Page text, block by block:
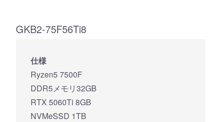
GKB2-75F56Ti8
仕様
Ryzen5 7500F
DDR5メモリ32GB
RTX 5060Ti 8GB
NVMeSSD 1TB